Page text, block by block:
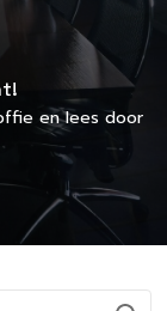
en lees door